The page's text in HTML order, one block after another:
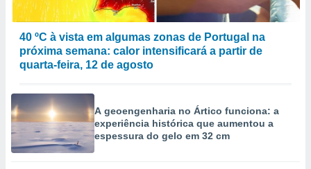
40 ºC à vista em algumas zonas de Portugal na
próxima semana: calor intensificará a partir de
quarta-feira, 12 de agosto
A geoengenharia no Ártico funciona: a
experiência histórica que aumentou a
espessura do gelo em 32 cm